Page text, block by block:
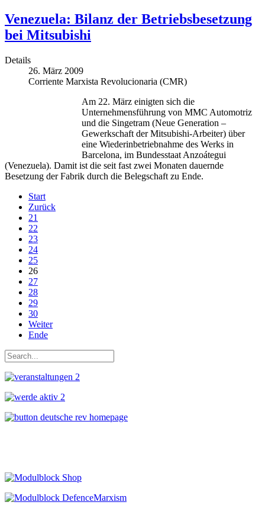
Venezuela: Bilanz der Betriebsbesetzung
bei Mitsubishi
Details
26. März 2009
Corriente Marxista Revolucionaria (CMR)
Am 22. März einigten sich die
Unternehmensführung von MMC Automotriz
und die Singetram (Neue Generation –
Gewerkschaft der Mitsubishi-Arbeiter) über
eine Wiederinbetriebnahme des Werks in
Barcelona, im Bundesstaat Anzoátegui
(Venezuela). Damit ist die seit fast zwei Monaten dauernde
Besetzung der Fabrik durch die Belegschaft zu Ende.
Start
Zurück
21
22
23
24
25
26
27
28
29
30
Weiter
Ende